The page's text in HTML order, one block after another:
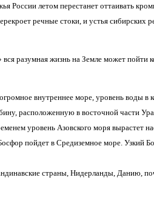
России летом перестанет оттаивать
речные стоки, и устья сибирских
разумная жизнь на Земле может пойти
внутреннее море, уровень воды в
расположенную в восточной части
уровень Азовского моря вырастет
пойдет в Средиземное море. Узкий
страны, Нидерланды, Данию,